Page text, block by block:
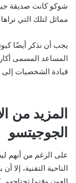
شوكو كانت صديقة
مماثل لتلك التي
يجب أن نذكر أيضًا
المساعد المسمى
قيادة الشخصيات
المزيد من
الجوجيتسو
على الرغم من أنهم
الناحية التقنية،